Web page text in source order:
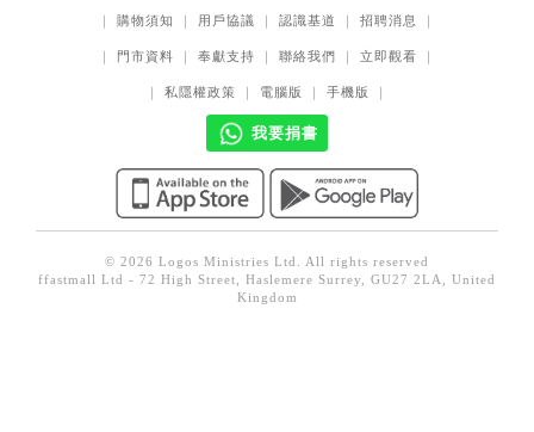
信徒生活
教會事工
分齡牧養
哲學／宗教比較
見證／傳記
文藝／勵志
｜ 購物須知 ｜ 用戶協議 ｜ 認識基道 ｜ 招聘消息 ｜
｜ 門市資料 ｜ 奉獻支持 ｜ 聯絡我們 ｜ 立即觀看 ｜
｜ 私隱權政策 ｜ 電腦版 ｜ 手機版 ｜
我要捐書
© 2026 Logos Ministries Ltd. All rights reserved
ffastmall Ltd - 72 High Street, Haslemere Surrey, GU27 2LA, United
Kingdom